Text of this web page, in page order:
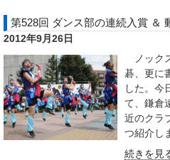
第528回 ダンス部の連続入賞 ＆
2012年9月26日
ノック
碁、更に
した。今
て、鎌倉
近のクラ
つ紹介
続きを見